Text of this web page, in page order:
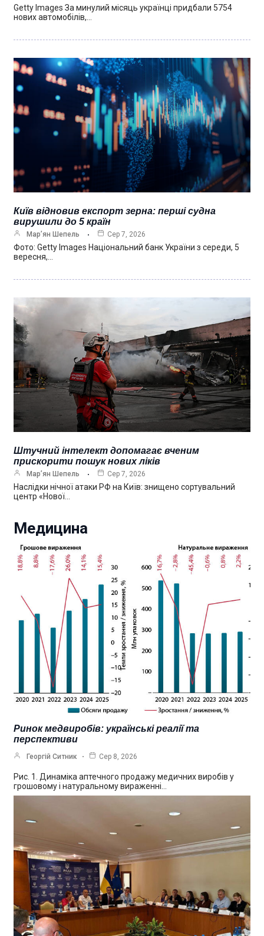
Getty Images За минулий місяць українці придбали 5754
нових автомобілів,…
Київ відновив експорт зерна: перші судна
вирушили до 5 країн
Мар’ян Шепель Сер 7, 2026
Фото: Getty Images Національний банк України з середи, 5
вересня,…
Штучний інтелект допомагає вченим
прискорити пошук нових ліків
Мар’ян Шепель Сер 7, 2026
Наслідки нічної атаки РФ на Київ: знищено сортувальний
центр «Нової…
Медицина
Ринок медвиробів: українські реалії та
перспективи
Георгій Ситник Сер 8, 2026
Рис. 1. Динаміка аптечного продажу медичних виробів у
грошовому і натуральному вираженні…